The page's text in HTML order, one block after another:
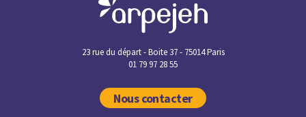
23 rue du départ - Boite 37 - 75014 Paris
01 79 97 28 55
Nous contacter